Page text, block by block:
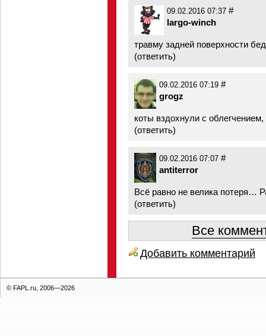
09.02.2016 07:37 #
largo-winch
травму задней поверхности
(ответить)
09.02.2016 07:19 #
grogz
коты вздохнули с
(ответить)
09.02.2016 07:07 #
antiterror
Всё равно не велика потеря…
(ответить)
Все
Добавить комментарий
© FAPL.ru, 2006—2026